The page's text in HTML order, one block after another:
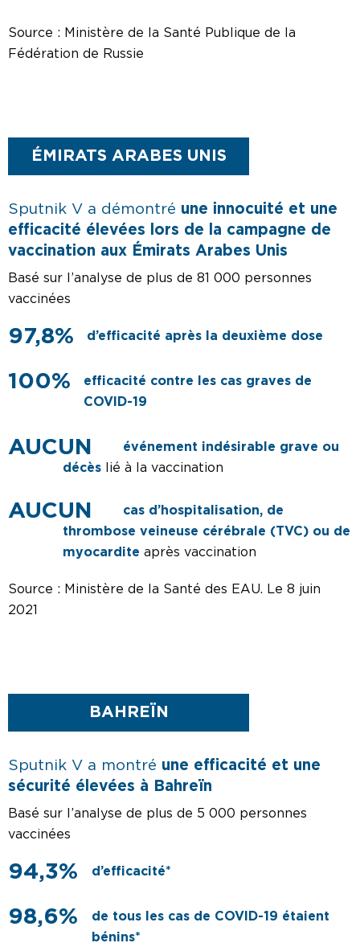
Source : Ministère de la Santé Publique de la
Fédération de Russie
ÉMIRATS ARABES UNIS
Sputnik V a démontré une innocuité et une
efficacité élevées lors de la campagne de
vaccination aux Émirats Arabes Unis
Basé sur l’analyse de plus de 81 000 personnes
vaccinées
97,8% d’efficacité après la deuxième dose
100%
efficacité contre les cas graves de
COVID-19
événement indésirable grave ou
décès lié à la vaccination
cas d’hospitalisation, de
thrombose veineuse cérébrale (TVC) ou de
myocardite après vaccination
Source : Ministère de la Santé des EAU. Le 8 juin
2021
BAHREÏN
Sputnik V a montré une efficacité et une
sécurité élevées à Bahreïn
Basé sur l’analyse de plus de 5 000 personnes
vaccinées
94,3% d’efficacité*
98,6%
de tous les cas de COVID-19 étaient
bénins*